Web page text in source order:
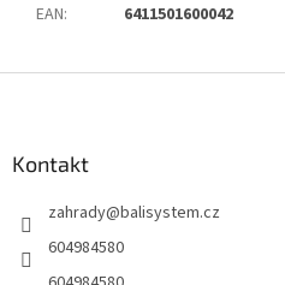
EAN: 6411501600042
Kontakt
zahrady@balisystem.cz
604984580